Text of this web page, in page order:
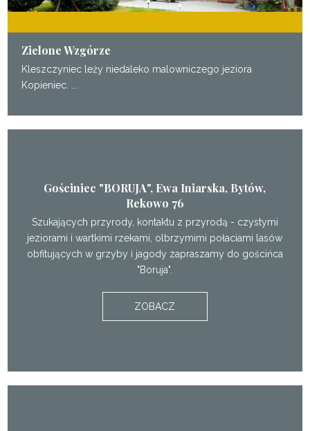
Zielone Wzgórze
Kleszczyniec leży niedaleko malowniczego jeziora
Kopieniec. ...
Gościniec "BORUJA", Ewa Iniarska, Bytów,
Rekowo 76
Szukających przyrody, kontaktu z przyrodą - czystymi
jeziorami i wartkimi rzekami, olbrzymimi połaciami lasów
obfitujących w grzyby i jagody zapraszamy do gościńca
"Boruja".
ZOBACZ